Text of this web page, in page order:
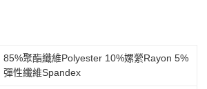
85%聚酯纖維Polyester 10%嫘縈Rayon 5%
彈性纖維Spandex